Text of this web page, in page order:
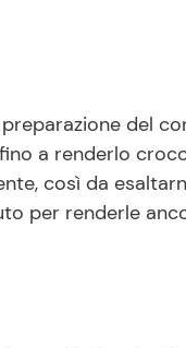
del
a renderlo
così da
per renderle